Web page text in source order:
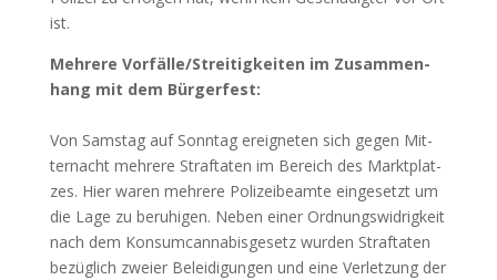
ist.
Meh­re­re Vorfälle/Streitigkeiten im Zusam­men­
hang mit dem Bür­ger­fest:
Von Sams­tag auf Sonn­tag ereig­ne­ten sich gegen Mit­
ter­nacht meh­re­re Straf­ta­ten im Bereich des Markt­plat­
zes. Hier waren meh­re­re Poli­zei­be­am­te ein­ge­setzt um
die Lage zu beru­hi­gen. Neben einer Ord­nungs­wid­rig­keit
nach dem Kon­sum­can­na­bis­ge­setz wur­den Straf­ta­ten
bezüg­lich zwei­er Belei­di­gun­gen und eine Ver­let­zung der